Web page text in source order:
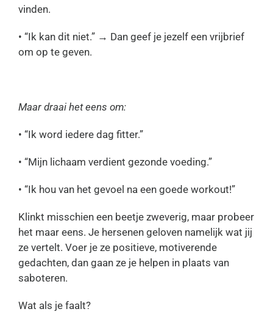
vinden.
• “Ik kan dit niet.” → Dan geef je jezelf een vrijbrief
om op te geven.
Maar draai het eens om:
• “Ik word iedere dag fitter.”
• “Mijn lichaam verdient gezonde voeding.”
• “Ik hou van het gevoel na een goede workout!”
Klinkt misschien een beetje zweverig, maar probeer
het maar eens. Je hersenen geloven namelijk wat jij
ze vertelt. Voer je ze positieve, motiverende
gedachten, dan gaan ze je helpen in plaats van
saboteren.
Wat als je faalt?